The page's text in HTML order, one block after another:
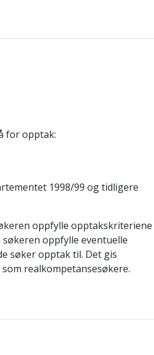
for opptak:
1998/99 og tidligere
oppfylle opptakskriteriene
oppfylle eventuelle
søker opptak til. Det gis
realkompetansesøkere.